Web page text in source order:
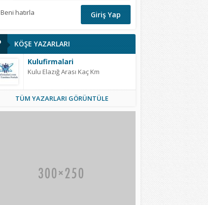
Beni hatırla
KÖŞE YAZARLARI
Kulufirmalari
Kulu Elazığ Arası Kaç Km
TÜM YAZARLARI GÖRÜNTÜLE